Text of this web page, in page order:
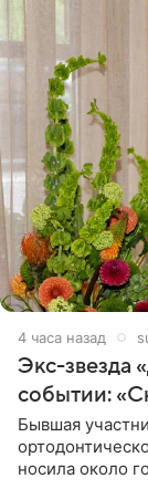
4 часа назад
Экс-звезда
событии:
Бывшая
носила около